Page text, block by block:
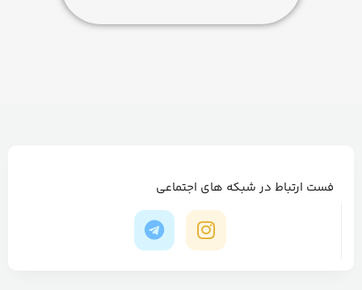
فست ارتباط در شبکه های اجتماعی